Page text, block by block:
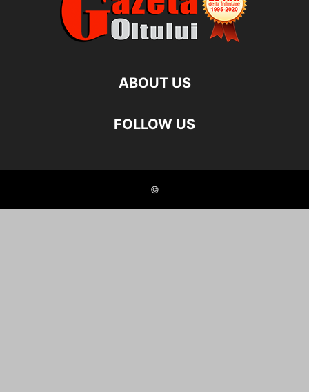
ABOUT US
FOLLOW US
©